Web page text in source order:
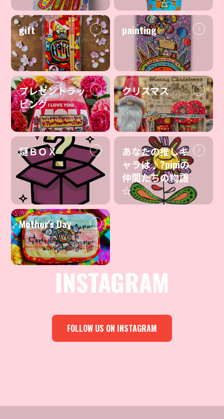
gift painting
プレゼントラッ
ピング
クリスマス
謎ＢＯＸ
あなたの推しキ
ャラは♪?pipiの
仲間たちの物語
☆
Mother's Day
INSTAGRAM
FOLLOW US ON INSTAGRAM